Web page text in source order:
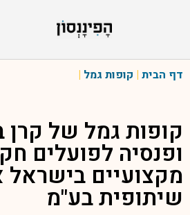
דף הבית | קופות גמל |
קופות גמל של קרן
ופנסיה לפועלים
מקצועיים בישראל
שיתופית בע"מ